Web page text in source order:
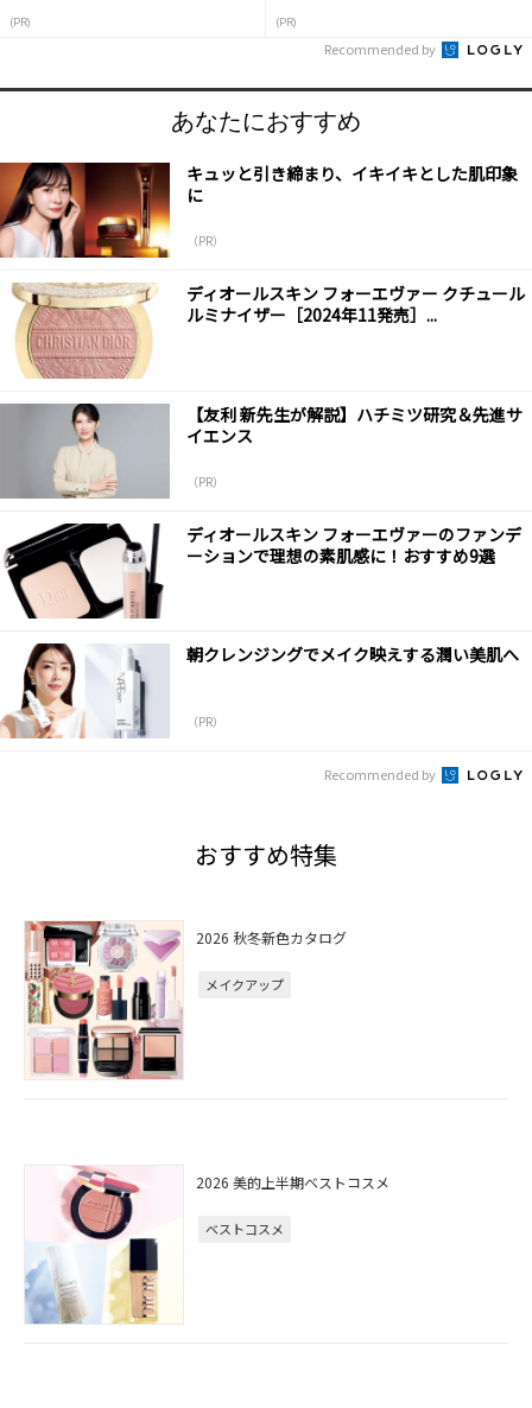
(PR) (PR)
Recommended by
あなたにおすすめ
キュッと引き締まり、イキイキとした肌印象
に
（PR）
ディオールスキン フォーエヴァー クチュール
ルミナイザー［2024年11発売］...
【友利 新先生が解説】ハチミツ研究＆先進サ
イエンス
（PR）
ディオールスキン フォーエヴァーのファンデ
ーションで理想の素肌感に！おすすめ9選
朝クレンジングでメイク映えする潤い美肌へ
（PR）
Recommended by
おすすめ特集
2026 秋冬新色カタログ
メイクアップ
2026 美的上半期ベストコスメ
ベストコスメ